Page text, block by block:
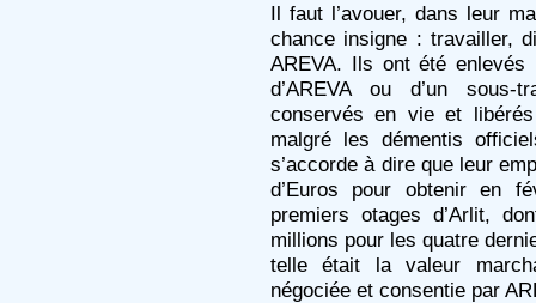
Il faut l’avouer, dans leur
chance insigne : travailler,
AREVA. Ils ont été enlevés
d’AREVA ou d’un
conservés en vie et
malgré les démentis
s’accorde à dire que leur
d’Euros pour obtenir en
premiers otages d’Arlit,
millions pour les quatre
telle était la valeur
négociée et consentie par